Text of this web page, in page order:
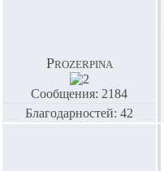
Prozerpina
Сообщения: 2184
Благодарностей: 42